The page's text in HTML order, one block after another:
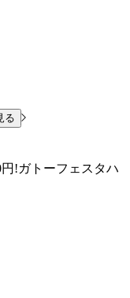
る
!ガトーフェスタハ